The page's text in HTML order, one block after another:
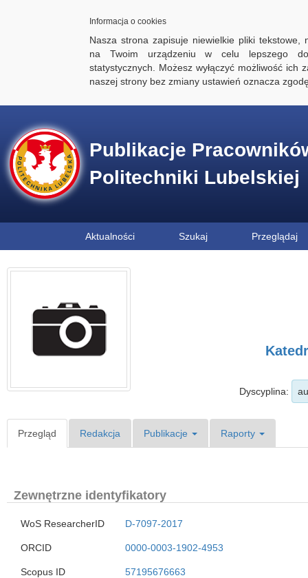
Informacja o cookies
Nasza strona zapisuje niewielkie pliki tekstowe,
na Twoim urządzeniu w celu lepszego
statystycznych. Możesz wyłączyć możliwość ich
naszej strony bez zmiany ustawień oznacza
Publikacje
Politechniki Lubelskiej
Aktualności Szukaj Przeglądaj
Dyscyplina:
Przegląd Redakcja Publikacje Raporty
Zewnętrzne identyfikatory
WoS ResearcherID D-7097-2017
ORCID 0000-0003-1902-4953
Scopus ID 57195676663